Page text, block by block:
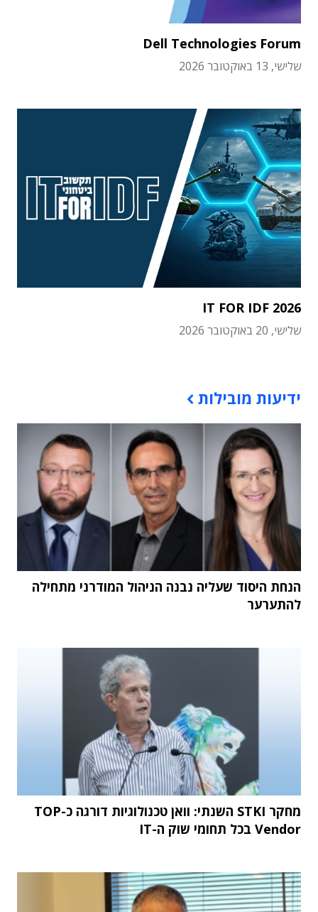
Dell Technologies Forum
שלישי, 13 באוקטובר 2026
IT FOR IDF 2026
שלישי, 20 באוקטובר 2026
ידיעות מובילות
הנחת היסוד שעליה נבנה הניהול המודרני מתחילה
להתערער
מחקר STKI השנתי: וואן טכנולוגיות דורגה כ-TOP
Vendor בכל תחומי שוק ה-IT